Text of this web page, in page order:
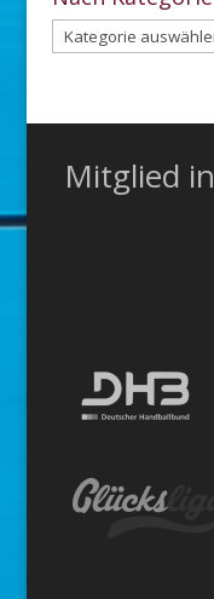
Nach
Kategorie
Mitglied in